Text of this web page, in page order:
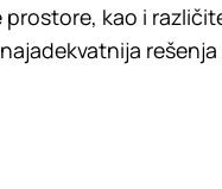
kao i